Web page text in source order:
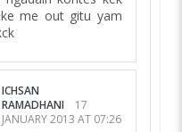
me out gitu yam
ICHSAN
RAMADHANI
17
JANUARY 2013 AT 07:26